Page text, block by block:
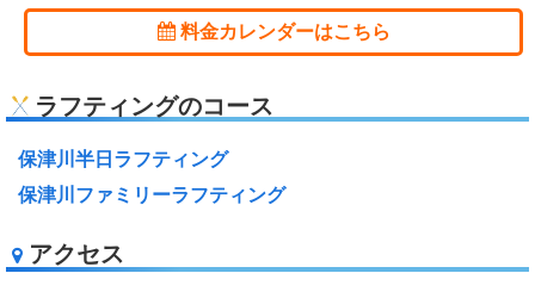
料金カレンダーはこちら
ラフティングのコース
保津川半日ラフティング
保津川ファミリーラフティング
アクセス